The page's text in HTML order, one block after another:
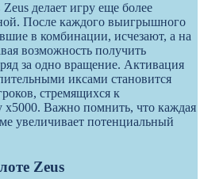
делает игру еще более
После каждого выигрышного
в комбинации, исчезают, а на
возможность получить
за одно вращение. Активация
иксами становится
стремящихся к
Важно помнить, что каждая
увеличивает потенциальный
Zeus